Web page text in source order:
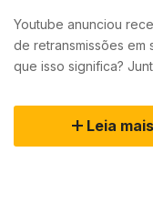
Youtube anunciou
de retransmissões em
que isso significa?
Leia